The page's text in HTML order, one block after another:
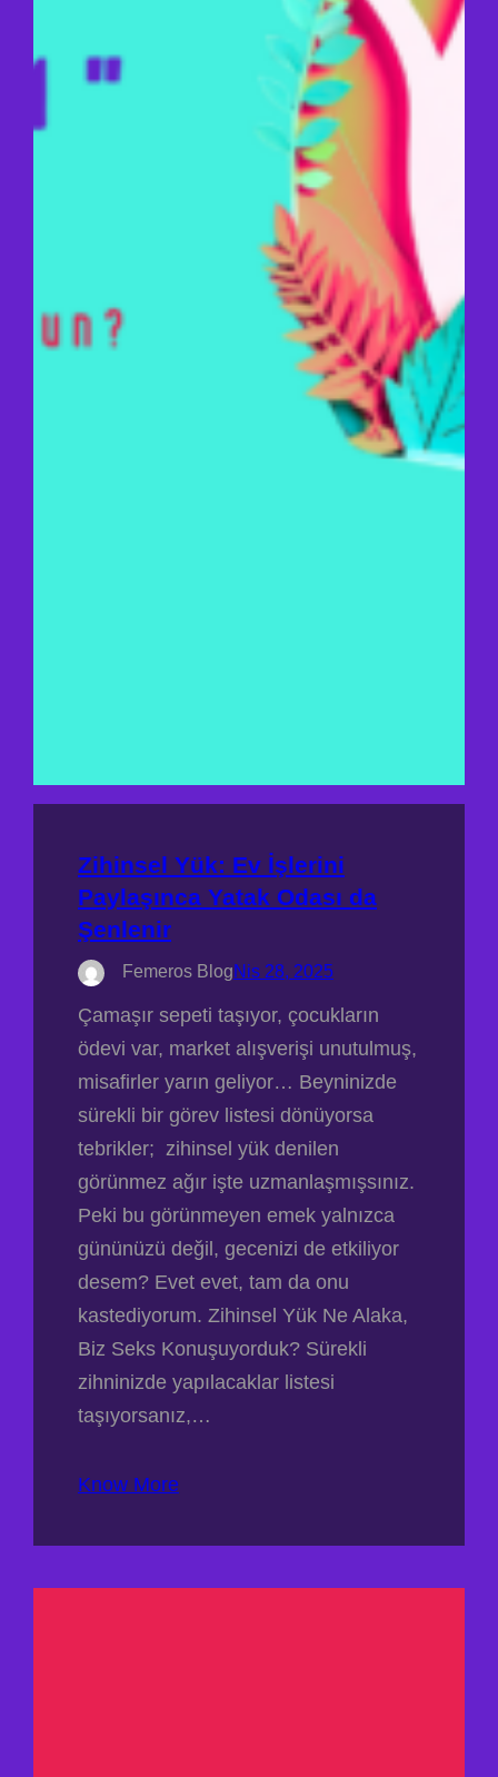
Zihinsel Yük: Ev İşlerini
Paylaşınca Yatak Odası da
Şenlenir
Femeros BlogNis 28, 2025
Çamaşır sepeti taşıyor, çocukların
ödevi var, market alışverişi unutulmuş,
misafirler yarın geliyor… Beyninizde
sürekli bir görev listesi dönüyorsa
tebrikler; zihinsel yük denilen
görünmez ağır işte uzmanlaşmışsınız.
Peki bu görünmeyen emek yalnızca
gününüzü değil, gecenizi de etkiliyor
desem? Evet evet, tam da onu
kastediyorum. Zihinsel Yük Ne Alaka,
Biz Seks Konuşuyorduk? Sürekli
zihninizde yapılacaklar listesi
taşıyorsanız,…
Know More